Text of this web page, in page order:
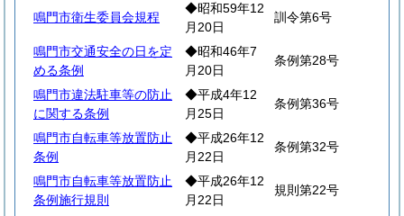
鳴門市衛生委員会規程
◆昭和59年12
月20日
訓令第6号
鳴門市交通安全の日を定
める条例
◆昭和46年7
月20日
条例第28号
鳴門市違法駐車等の防止
に関する条例
◆平成4年12
月25日
条例第36号
鳴門市自転車等放置防止
条例
◆平成26年12
月22日
条例第32号
鳴門市自転車等放置防止
条例施行規則
◆平成26年12
月22日
規則第22号